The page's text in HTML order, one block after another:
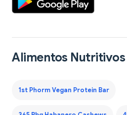
Alimentos Nutritivos
1st Phorm Vegan Protein Bar